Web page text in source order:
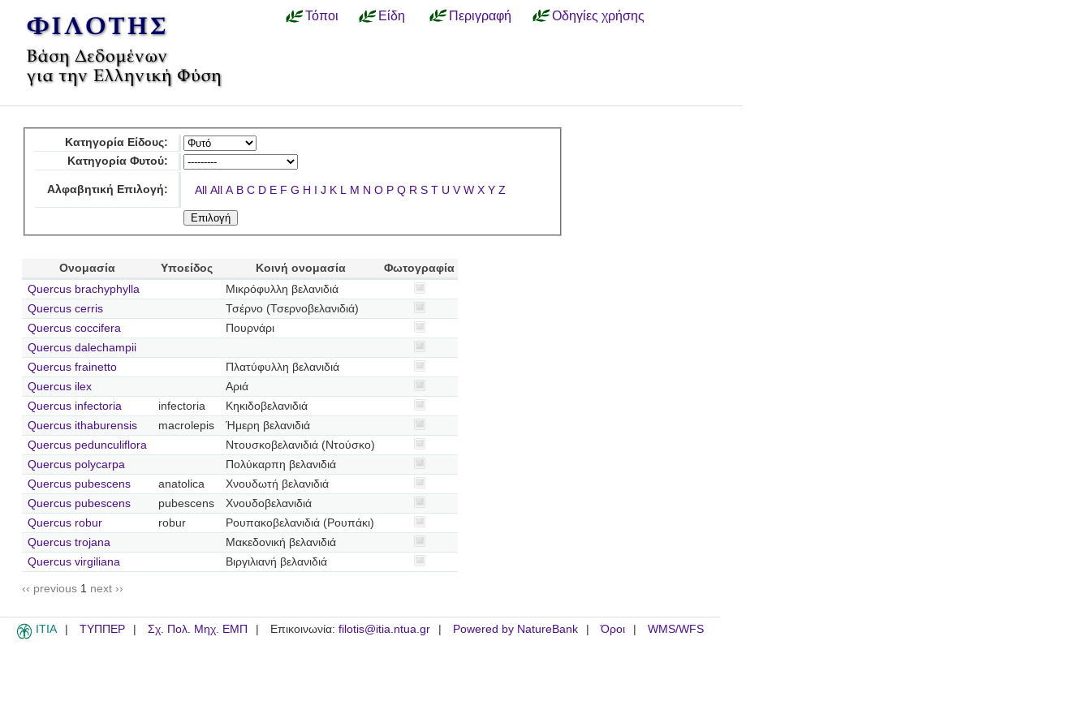
Τόποι Είδη Περιγραφή Οδηγίες χρήσης
Κατηγορία Είδους:
Κατηγορία Φυτού:
Αλφαβητική Επιλογή: All All A B C D E F G H I J K L M N O P Q R S T U V W X Y Z
Ονομασία Υποείδος Κοινή ονομασία
Φωτογραφία
Quercus brachyphylla
Μικρόφυλλη βελανιδιά
Quercus cerris
Τσέρνο (Τσερνοβελανιδιά)
Quercus coccifera
Πουρνάρι
Quercus dalechampii
Quercus frainetto
Πλατύφυλλη βελανιδιά
Quercus ilex
Αριά
Quercus infectoria
infectoria
Κηκιδοβελανιδιά
Quercus ithaburensis
macrolepis
Ήμερη βελανιδιά
Quercus pedunculiflora
Ντουσκοβελανιδιά (Ντούσκο)
Quercus polycarpa
Πολύκαρπη βελανιδιά
Quercus pubescens
anatolica
Χνουδωτή βελανιδιά
Quercus pubescens
pubescens
Χνουδοβελανιδιά
Quercus robur
robur
Ρουπακοβελανιδιά (Ρουπάκι)
Quercus trojana
Μακεδονική βελανιδιά
Quercus virgiliana
Βιργιλιανή βελανιδιά
‹‹ previous 1 next ››
ITIA ΤΥΠΠΕΡ Σχ. Πολ. Μηχ. ΕΜΠ Επικοινωνία: filotis@itia.ntua.gr Powered by NatureBank Όροι WMS/WFS